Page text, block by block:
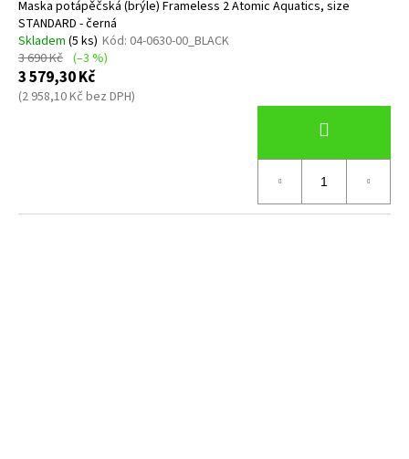
Maska potápěčská (brýle) Frameless 2 Atomic Aquatics, size
STANDARD - černá
Skladem (5 ks) Kód: 04-0630-00_BLACK
3 690 Kč (–3 %)
3 579,30 Kč
(2 958,10 Kč bez DPH)